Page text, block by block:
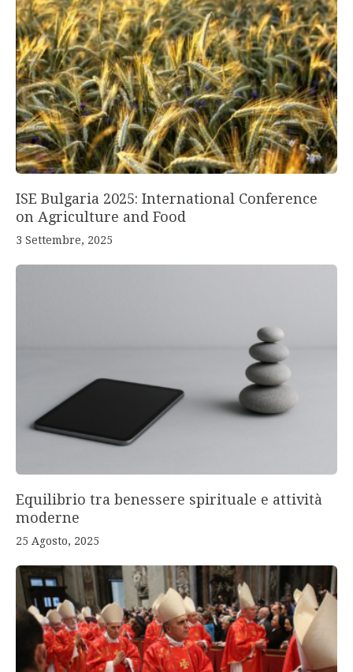
ISE Bulgaria 2025: International Conference
on Agriculture and Food
3 Settembre, 2025
Equilibrio tra benessere spirituale e attività
moderne
25 Agosto, 2025